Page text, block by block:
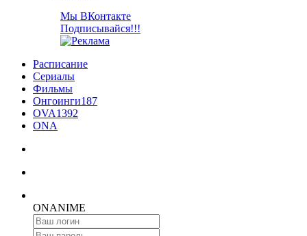
Мы ВКонтакте
Подписывайся!!!
Расписание
Сериалы
Фильмы
Онгоинги187
OVA1392
ONA
ONANIME